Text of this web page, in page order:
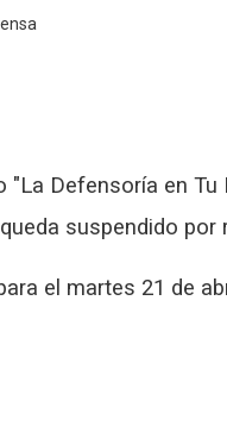
Defensoría en
suspendido
el martes 21 de